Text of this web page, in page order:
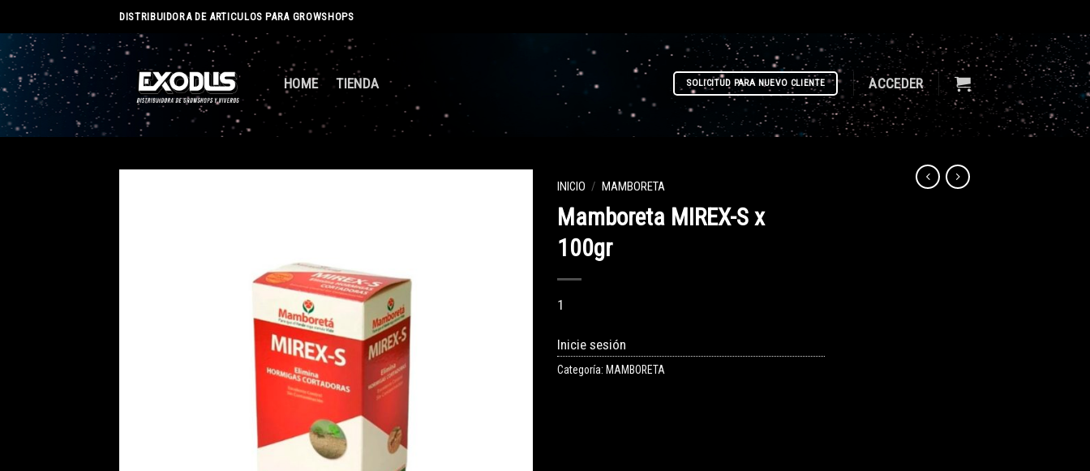
to
content
DISTRIBUIDORA DE ARTICULOS PARA GROWSHOPS
HOME TIENDA SOLICITUD PARA NUEVO CLIENTE ACCEDER
INICIO / MAMBORETA
Mamboreta MIREX-S x
100gr
1
Inicie sesión
Categoría: MAMBORETA